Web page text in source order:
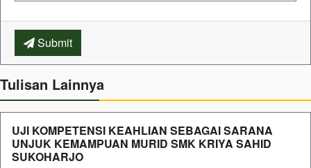
Submit
Tulisan Lainnya
UJI KOMPETENSI KEAHLIAN SEBAGAI SARANA
UNJUK KEMAMPUAN MURID SMK KRIYA SAHID
SUKOHARJO